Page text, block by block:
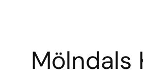
Mölndals